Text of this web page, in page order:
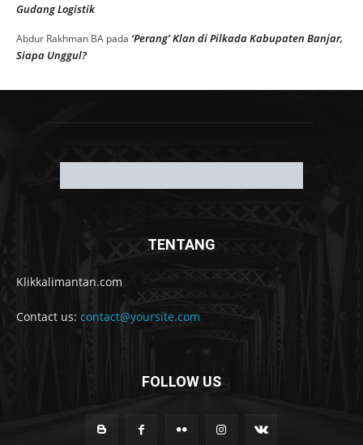
Gudang Logistik
Abdur Rakhman BA pada ‘Perang’ Klan di Pilkada Kabupaten Banjar,
Siapa Unggul?
TENTANG
Klikkalimantan.com
Contact us: contact@yoursite.com
FOLLOW US